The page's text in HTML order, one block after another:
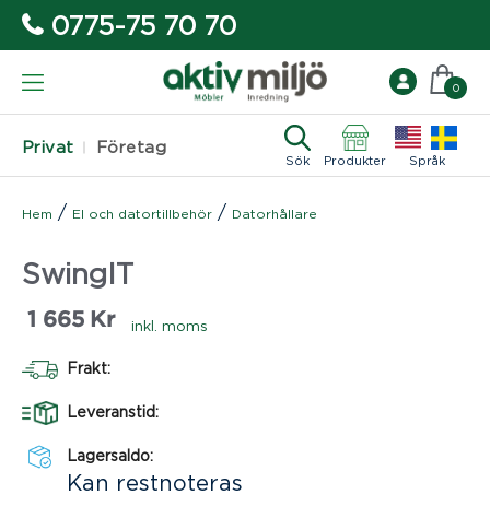
0775-75 70 70
Privat Företag
Sök Produkter Språk
0
Hem / El och datortillbehör / Datorhållare
SwingIT
1 665 Kr inkl. moms
Frakt:
Leveranstid:
Lagersaldo:
Kan restnoteras